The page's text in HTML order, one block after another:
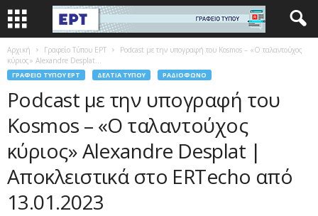
Αρχική Γραφείο Τύπου ΕΡΤ
Podcast με την υπογραφή του Kosmos – «Ο ταλαντούχος
κύριος» Alexandre Desplat...
ΓΡΑΦΕΊΟ ΤΎΠΟΥ ΕΡΤ ΔΕΛΤΊΑ ΤΎΠΟΥ ΡΑΔΙΌΦΩΝΟ
Podcast με την υπογραφή του
Kosmos – «Ο ταλαντούχος
κύριος» Alexandre Desplat |
Αποκλειστικά στο ERTecho από
13.01.2023